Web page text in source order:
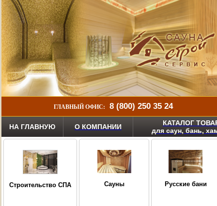
ГЛАВНЫЙ ОФИС: 8 (800) 250 35 24
НА ГЛАВНУЮ О КОМПАНИИ
КАТАЛОГ
для саун, бань,
Строительство СПА Сауны Русские бани